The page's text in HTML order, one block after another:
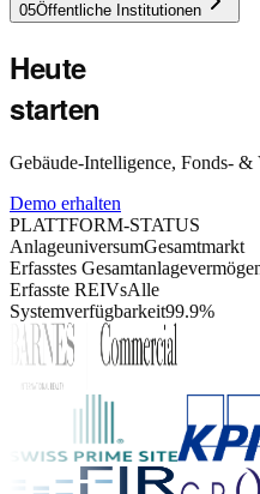
05Öffentliche Institutionen
Heute
starten
Gebäude-Intelligence, Fonds-
Demo erhalten
PLATTFORM-STATUS
AnlageuniversumGesamtmarkt
Erfasstes
Erfasste REIVsAlle
Systemverfügbarkeit99.9%